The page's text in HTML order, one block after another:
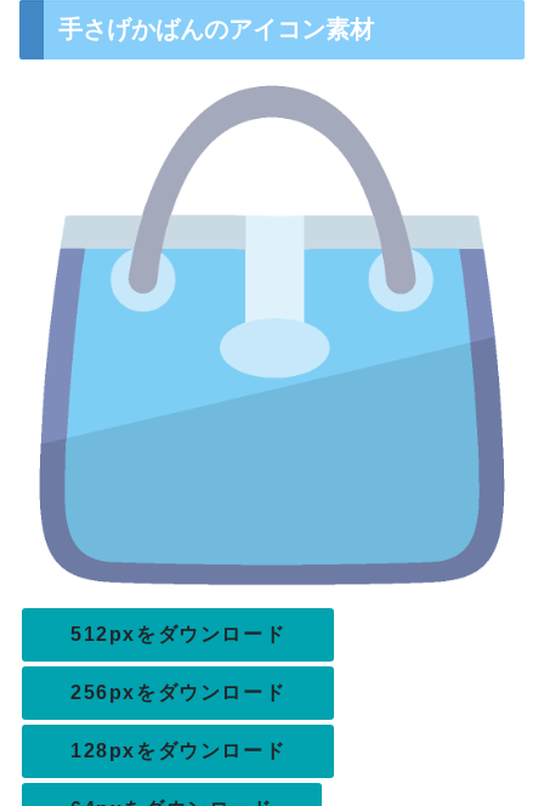
手さげかばんのアイコン素材
512pxをダウンロード
256pxをダウンロード
128pxをダウンロード